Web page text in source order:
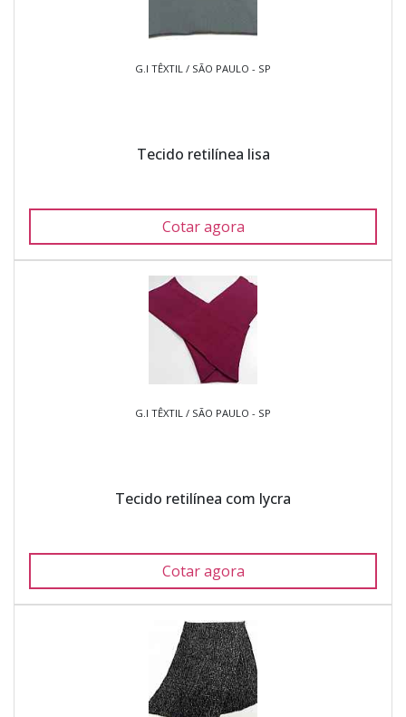
G.I TÊXTIL / SÃO PAULO - SP
Tecido retilínea lisa
Cotar agora
G.I TÊXTIL / SÃO PAULO - SP
Tecido retilínea com lycra
Cotar agora